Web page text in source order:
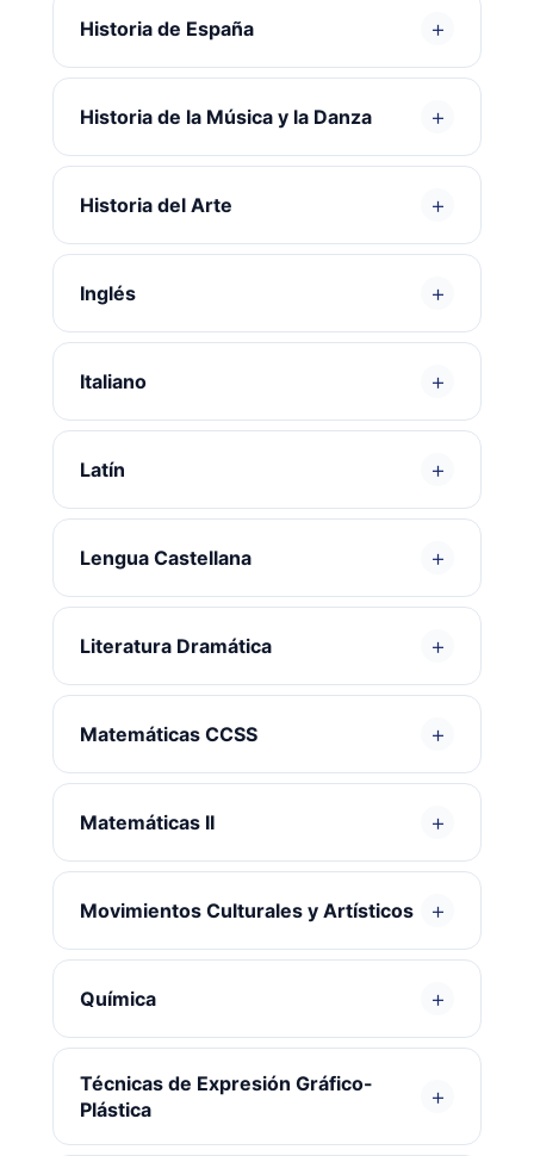
Historia de España +
Historia de la Música y la Danza +
Historia del Arte +
Inglés +
Italiano +
Latín +
Lengua Castellana +
Literatura Dramática +
Matemáticas CCSS +
Matemáticas II +
Movimientos Culturales y Artísticos +
Química +
Técnicas de Expresión Gráfico-
Plástica
+